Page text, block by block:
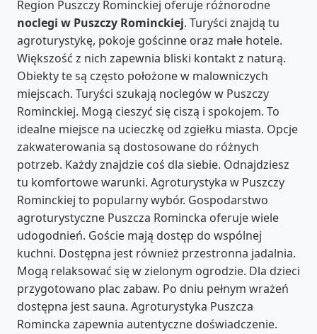
Region Puszczy Rominckiej oferuje różnorodne
noclegi w Puszczy Rominckiej. Turyści znajdą tu
agroturystykę, pokoje gościnne oraz małe hotele.
Większość z nich zapewnia bliski kontakt z naturą.
Obiekty te są często położone w malowniczych
miejscach. Turyści szukają noclegów w Puszczy
Rominckiej. Mogą cieszyć się ciszą i spokojem. To
idealne miejsce na ucieczkę od zgiełku miasta. Opcje
zakwaterowania są dostosowane do różnych
potrzeb. Każdy znajdzie coś dla siebie. Odnajdziesz
tu komfortowe warunki. Agroturystyka w Puszczy
Rominckiej to popularny wybór. Gospodarstwo
agroturystyczne Puszcza Romincka oferuje wiele
udogodnień. Goście mają dostęp do wspólnej
kuchni. Dostępna jest również przestronna jadalnia.
Mogą relaksować się w zielonym ogrodzie. Dla dzieci
przygotowano plac zabaw. Po dniu pełnym wrażeń
dostępna jest sauna. Agroturystyka Puszcza
Romincka zapewnia autentyczne doświadczenie.